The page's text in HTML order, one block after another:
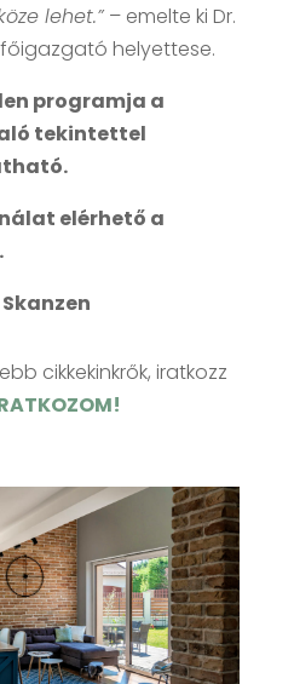
lehet.”– emelte ki Dr.
főigazgató helyettese.
programja a
tekintettel
elérhető a
.
cikkekinkrők, iratkozz